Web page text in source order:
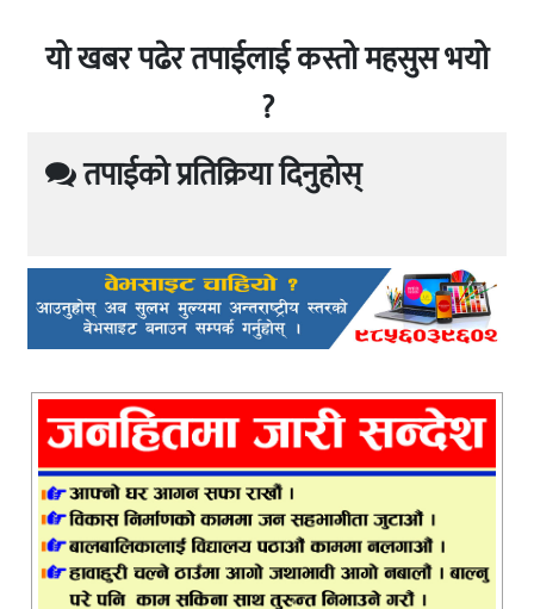
यो खबर पढेर तपाईलाई कस्तो महसुस भयो
?
तपाईको प्रतिक्रिया दिनुहोस्